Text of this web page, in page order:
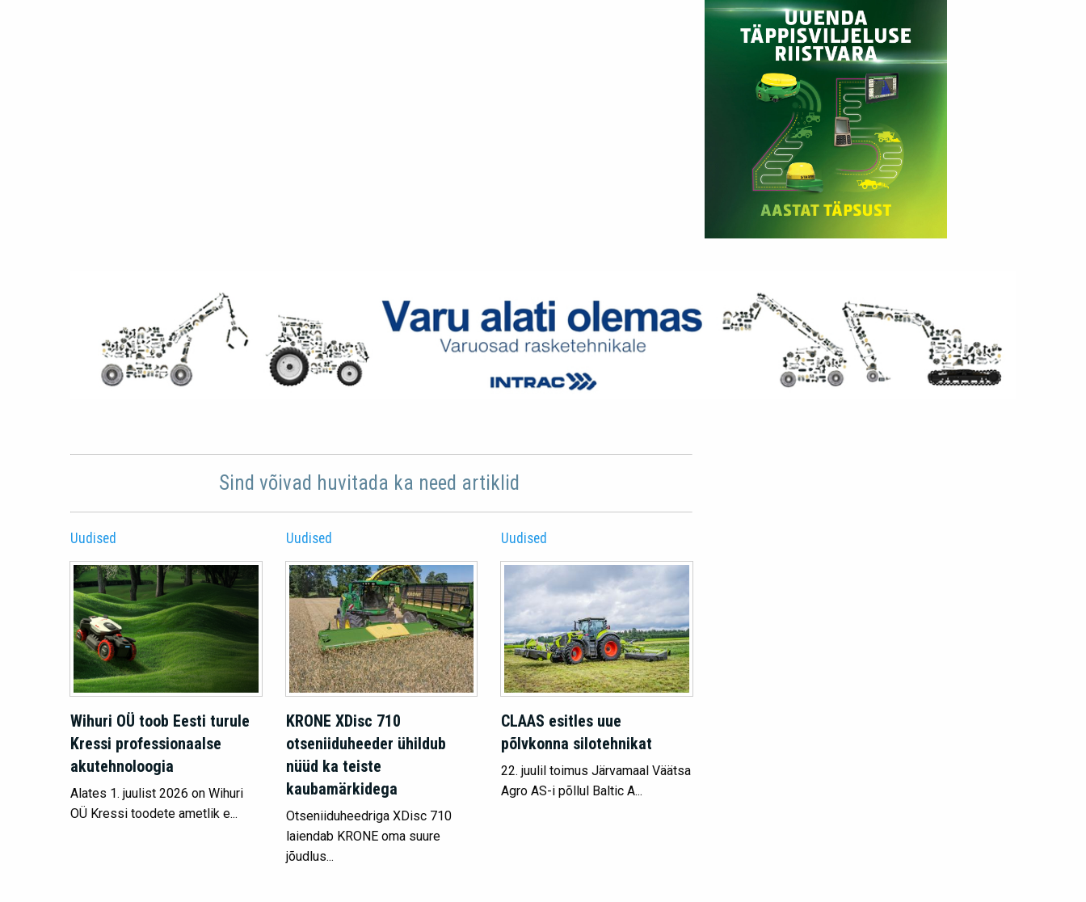
Sind võivad huvitada ka need artiklid
Uudised
Wihuri OÜ toob Eesti turule
Kressi professionaalse
akutehnoloogia
Alates 1. juulist 2026 on Wihuri
OÜ Kressi toodete ametlik e...
Uudised
KRONE XDisc 710
otseniiduheeder ühildub
nüüd ka teiste
kaubamärkidega
Otseniiduheedriga XDisc 710
laiendab KRONE oma suure
jõudlus...
Uudised
CLAAS esitles uue
põlvkonna silotehnikat
22. juulil toimus Järvamaal Väätsa
Agro AS-i põllul Baltic A...